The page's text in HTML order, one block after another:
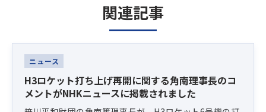
関連記事
Latest News
ニュース
H3ロケット打ち上げ再開に関する角南理事長のコ
メントがNHKニュースに掲載されました